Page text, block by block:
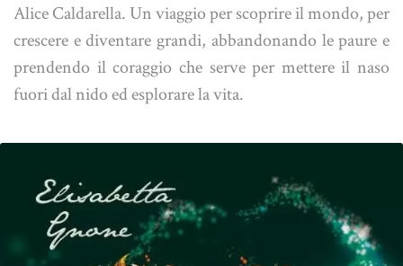
Alice Caldarella. Un viaggio per scoprire il mondo, per
crescere e diventare grandi, abbandonando le paure e
prendendo il coraggio che serve per mettere il naso
fuori dal nido ed esplorare la vita.